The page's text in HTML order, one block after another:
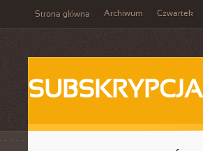
Strona główna Archiwum Czwartek
SUBSKRYPCJA